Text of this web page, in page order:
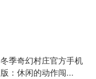
冬季奇幻村庄官方手机
版：休闲的动作闯...